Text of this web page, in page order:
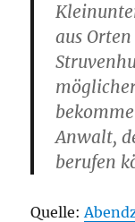
aus
Anwalt,
berufen
Quelle: